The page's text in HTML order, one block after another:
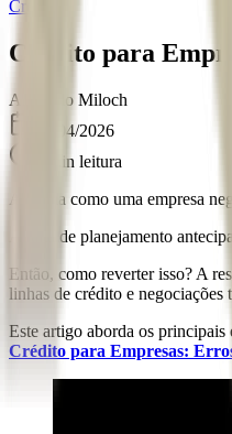
Crédito
Crédito para
A
Angelo Miloch
01/04/2026
min leitura
A forma como uma empresa
A falta de planejamento
Então, como reverter isso? A
linhas de crédito e negociações
Este artigo aborda os principais
Crédito para Empresas: